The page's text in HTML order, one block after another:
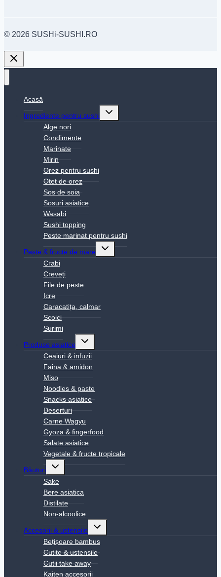
© 2026 SUSHi-SUSHI.RO
Acasă
Ingrediente pentru sushi
Toggle
Alge nori
Condimente
Marinate
Mirin
Orez pentru sushi
Otet de orez
Sos de soia
Sosuri asiatice
Wasabi
Sushi topping
Peste marinat pentru sushi
Pește & fructe de mare
Toggle
Crabi
Creveți
File de peste
Icre
Caracatița, calmar
Scoici
Surimi
Produse asiatice
Toggle
menu
Ceaiuri & infuzii
Faina & amidon
Miso
Noodles & paste
Snacks asiatice
Deserturi
Carne Wagyu
Gyoza & fingerfood
Salate asiatice
Vegetale & fructe tropicale
Băuturi
Toggle
menu
Sake
Bere asiatica
Distilate
Non-alcoolice
Accesorii & ustensile
Toggle
menu
Bețișoare bambus
Cutite & ustensile
Cutii take away
Kaiten accesorii